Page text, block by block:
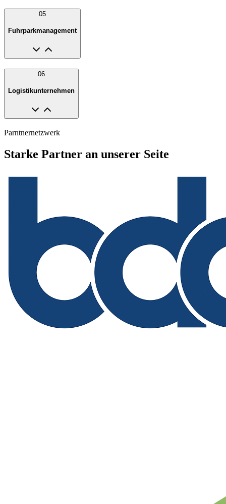
05
Fuhrparkmanagement
06
Logistikunternehmen
Parntnernetzwerk
Starke Partner an unserer Seite